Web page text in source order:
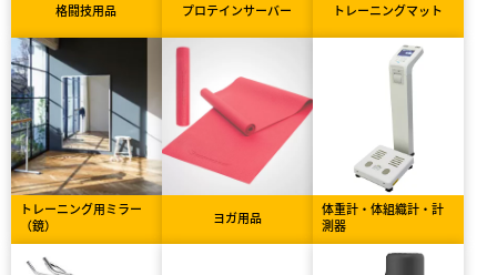
格闘技用品 プロテインサーバー トレーニングマット
トレーニング用ミラー
（鏡）
ヨガ用品
体重計・体組織計・計
測器